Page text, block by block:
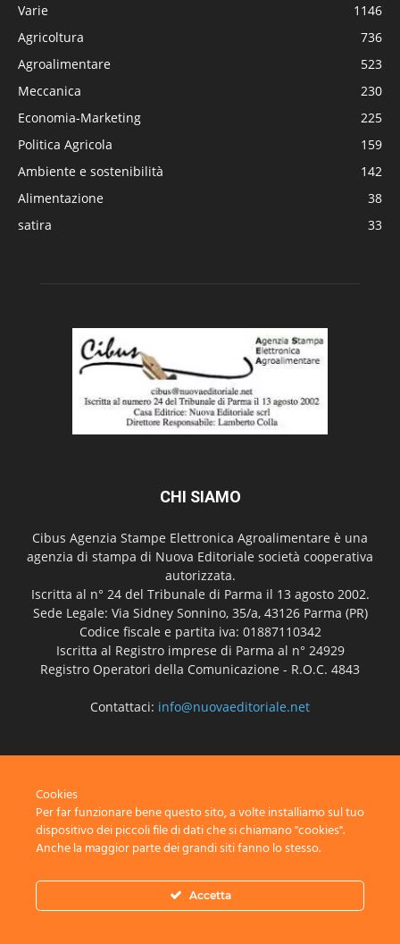
Varie
1146
Agricoltura
736
Agroalimentare
523
Meccanica
230
Economia-Marketing
225
Politica Agricola
159
Ambiente e sostenibilità
142
Alimentazione
38
satira
33
CHI SIAMO
Cibus Agenzia Stampe Elettronica Agroalimentare è una
agenzia di stampa di Nuova Editoriale società cooperativa
autorizzata.
Iscritta al n° 24 del Tribunale di Parma il 13 agosto 2002.
Sede Legale: Via Sidney Sonnino, 35/a, 43126 Parma (PR)
Codice fiscale e partita iva: 01887110342
Iscritta al Registro imprese di Parma al n° 24929
Registro Operatori della Comunicazione - R.O.C. 4843
Contattaci: info@nuovaeditoriale.net
Privacy Advertisement
Cookies
Per far funzionare bene questo sito, a volte installiamo sul tuo
dispositivo dei piccoli file di dati che si chiamano "cookies".
Anche la maggior parte dei grandi siti fanno lo stesso.
Accetta